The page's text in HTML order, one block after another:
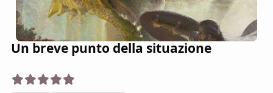
Un breve punto della situazione